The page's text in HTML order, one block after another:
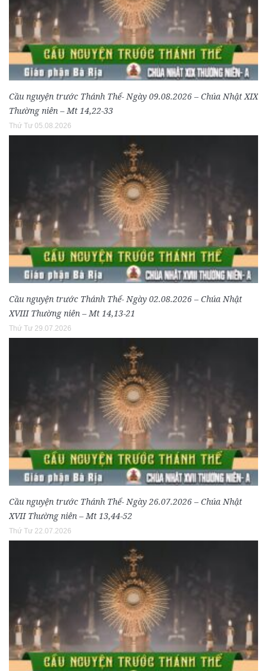
Cầu nguyện trước Thánh Thể- Ngày 09.08.2026 – Chúa Nhật XIX
Thường niên – Mt 14,22-33
Thứ Tư 05.08.2026
Cầu nguyện trước Thánh Thể- Ngày 02.08.2026 – Chúa Nhật
XVIII Thường niên – Mt 14,13-21
Thứ Tư 29.07.2026
Cầu nguyện trước Thánh Thể- Ngày 26.07.2026 – Chúa Nhật
XVII Thường niên – Mt 13,44-52
Thứ Tư 22.07.2026